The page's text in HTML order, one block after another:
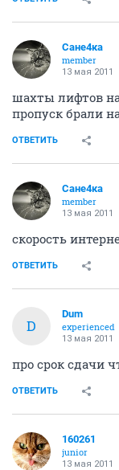
Сане4ка
member
13 мая 2011
шахты лифтов
пропуск брали
ОТВЕТИТЬ
Сане4ка
member
13 мая 2011
скорость
ОТВЕТИТЬ
D
Dum
experienced
13 мая 2011
про срок сдачи
ОТВЕТИТЬ
160261
junior
13 мая 2011